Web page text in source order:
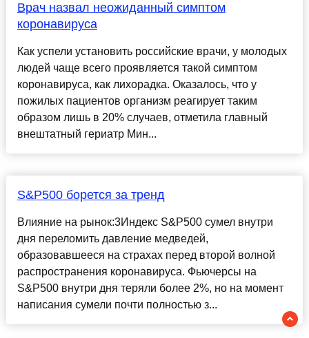
Врач назвал неожиданный симптом
коронавируса
Как успели установить российские врачи, у молодых
людей чаще всего проявляется такой симптом
коронавируса, как лихорадка. Оказалось, что у
пожилых пациентов организм реагирует таким
образом лишь в 20% случаев, отметила главный
внештатный гериатр Мин...
S&P500 борется за тренд
Влияние на рынок:3Индекс S&P500 сумел внутри
дня переломить давление медведей,
образовавшееся на страхах перед второй волной
распространения коронавируса. Фьючерсы на
S&P500 внутри дня теряли более 2%, но на момент
написания сумели почти полностью з...